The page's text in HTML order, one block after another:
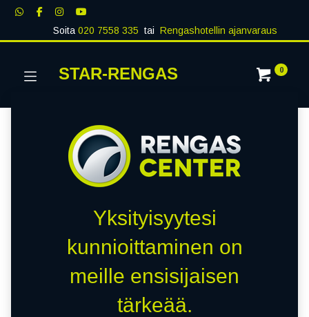
Soita020 7558 335 tai Rengashotellin ajanvaraus
STAR-RENGAS 0
Yksityisyytesi
kunnioittaminen on
meille ensisijaisen
tärkeää.